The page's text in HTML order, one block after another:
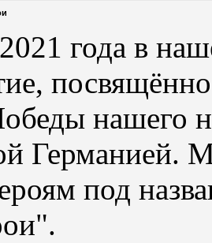
года в
нашего
Германией.
под